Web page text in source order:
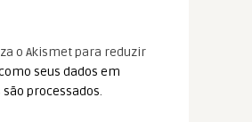
o Akismet para reduzir
seus dados em
processados.